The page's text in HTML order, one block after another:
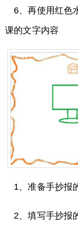
6、再使用红色
课的文字内容
1、准备手抄报
2、填写手抄报